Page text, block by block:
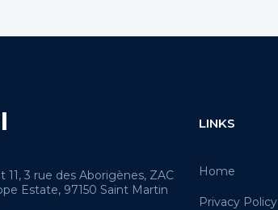
11, 3 rue des Aborigènes, ZAC
Estate, 97150 Saint Martin
LINKS
Home
Privacy Policy